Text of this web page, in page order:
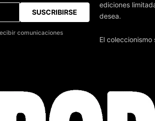
SUSCRIBIRSE
comunicaciones
ediciones
desea.
El coleccionismo